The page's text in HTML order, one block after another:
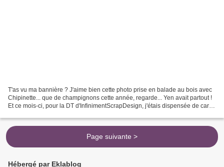
T'as vu ma bannière ? J'aime bien cette photo prise en balade au bois avec
Chipinette... que de champignons cette année, regarde... Yen avait partout !
Et ce mois-ci, pour la DT d'InfinimentScrapDesign, j'étais dispensée de carte
Page suivante >
Hébergé par Eklablog